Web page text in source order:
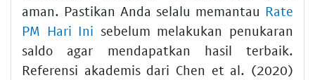
aman. Pastikan Anda selalu memantau Rate
PM Hari Ini sebelum melakukan penukaran
saldo agar mendapatkan hasil terbaik.
Referensi akademis dari Chen et al. (2020)